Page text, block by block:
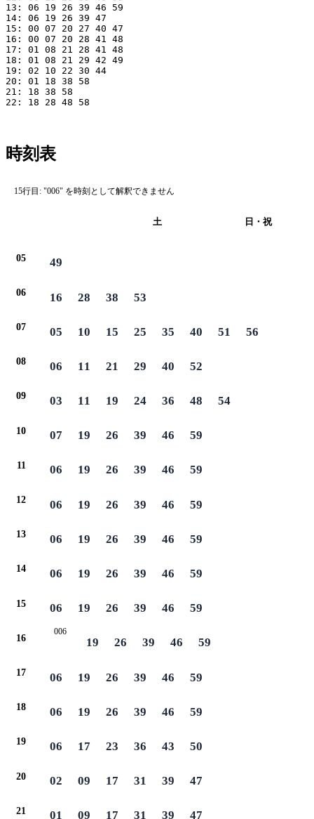
13: 06 19 26 39 46 59
14: 06 19 26 39 47
15: 00 07 20 27 40 47
16: 00 07 20 28 41 48
17: 01 08 21 28 41 48
18: 01 08 21 29 42 49
19: 02 10 22 30 44
20: 01 18 38 58
21: 18 38 58
22: 18 28 48 58
時刻表
15行目: "006" を時刻として解釈できません
土 日・祝
05 49
06 16 28 38 53
07 05 10 15 25 35 40 51 56
08 06 11 21 29 40 52
09 03 11 19 24 36 48 54
10 07 19 26 39 46 59
11 06 19 26 39 46 59
12 06 19 26 39 46 59
13 06 19 26 39 46 59
14 06 19 26 39 46 59
15 06 19 26 39 46 59
16
006
19 26 39 46 59
17 06 19 26 39 46 59
18 06 19 26 39 46 59
19 06 17 23 36 43 50
20 02 09 17 31 39 47
21 01 09 17 31 39 47